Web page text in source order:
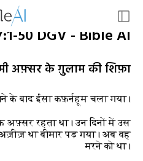
50 DGV - Bible AI
अफ़्सर के ग़ुलाम की शिफ़ा
के बाद ईसा कफ़र्नहूम चला गया।
अफ़्सर रहता था। उन दिनों में उस
था बीमार पड़ गया। अब वह
मरने को था।